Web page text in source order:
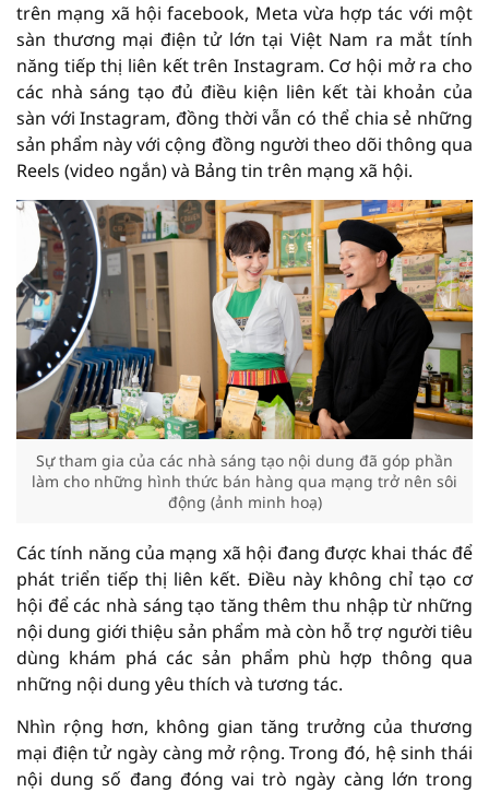
trên mạng xã hội facebook, Meta vừa hợp tác với một
sàn thương mại điện tử lớn tại Việt Nam ra mắt tính
năng tiếp thị liên kết trên Instagram. Cơ hội mở ra cho
các nhà sáng tạo đủ điều kiện liên kết tài khoản của
sàn với Instagram, đồng thời vẫn có thể chia sẻ những
sản phẩm này với cộng đồng người theo dõi thông qua
Reels (video ngắn) và Bảng tin trên mạng xã hội.
Sự tham gia của các nhà sáng tạo nội dung đã góp phần
làm cho những hình thức bán hàng qua mạng trở nên sôi
động (ảnh minh hoạ)
Các tính năng của mạng xã hội đang được khai thác để
phát triển tiếp thị liên kết. Điều này không chỉ tạo cơ
hội để các nhà sáng tạo tăng thêm thu nhập từ những
nội dung giới thiệu sản phẩm mà còn hỗ trợ người tiêu
dùng khám phá các sản phẩm phù hợp thông qua
những nội dung yêu thích và tương tác.
Nhìn rộng hơn, không gian tăng trưởng của thương
mại điện tử ngày càng mở rộng. Trong đó, hệ sinh thái
nội dung số đang đóng vai trò ngày càng lớn trong